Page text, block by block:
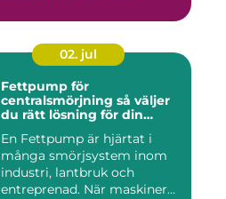
02. jul
Fettpump för
centralsmörjning så väljer
du rätt lösning för din
En Fettpump är hjärtat i
många smörjsystem inom
industri, lantbruk och
entreprenad. När maskiner